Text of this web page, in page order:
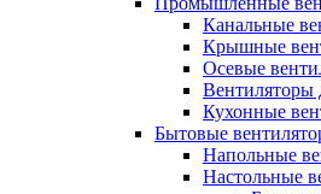
Канальные
Крышные
Осевые
Вентиляторы
Кухонные
Бытовые
Напольные
Настольные